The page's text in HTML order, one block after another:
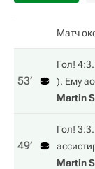
Матч
53‎’‎
Гол!
). Ему
Martin
49‎’‎
Гол!
Martin